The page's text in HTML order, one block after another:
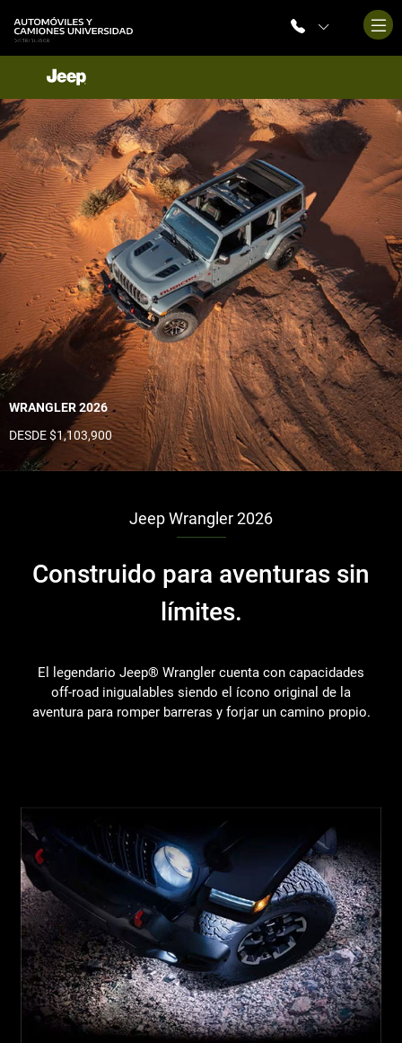
WRANGLER 2026
DESDE $1,103,900
Jeep Wrangler 2026
Construido para aventuras sin
límites.
El legendario Jeep® Wrangler cuenta con capacidades
off-road inigualables siendo el ícono original de la
aventura para romper barreras y forjar un camino propio.